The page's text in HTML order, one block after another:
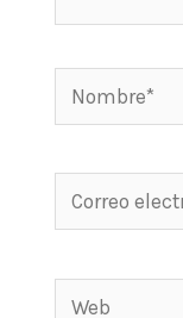
Nombre*
Correo
electrónico*
Web